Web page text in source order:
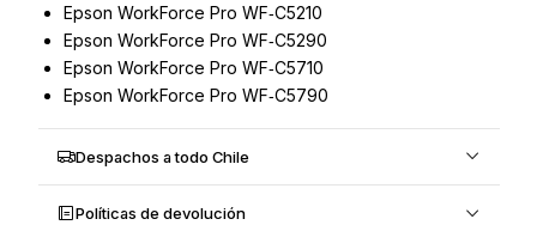
Epson WorkForce Pro WF‑C5210
Epson WorkForce Pro WF‑C5290
Epson WorkForce Pro WF‑C5710
Epson WorkForce Pro WF‑C5790
Despachos a todo Chile
Políticas de devolución